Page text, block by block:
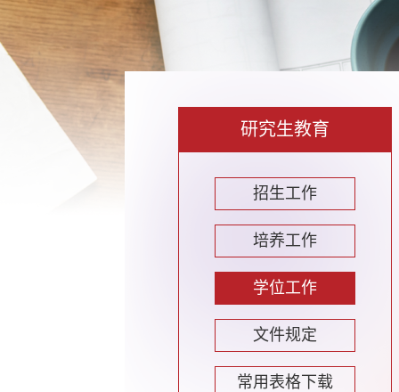
研究生教育
招生工作
培养工作
学位工作
文件规定
常用表格下载